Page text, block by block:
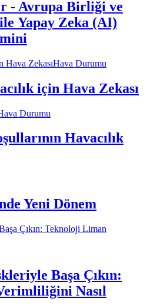
- Avrupa Birliği ve
Yapay Zeka (AI)
Hava Durumu
için Hava Zekası
Durumu
Havacılık
Yeni Dönem
Başa Çıkın:
Nasıl